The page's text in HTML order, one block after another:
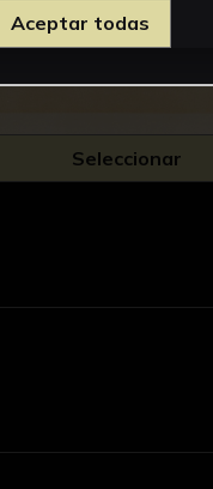
Seleccionar
Aceptar todas